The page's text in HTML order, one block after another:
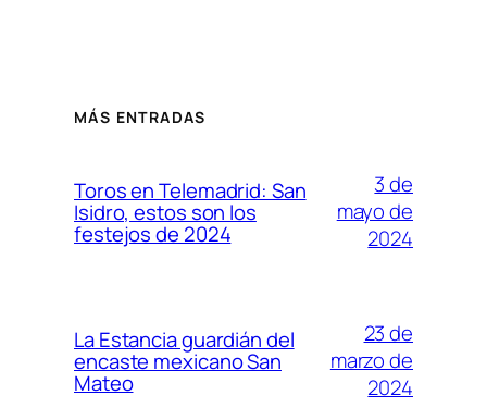
MÁS ENTRADAS
Toros en Telemadrid: San
Isidro, estos son los
festejos de 2024
3 de
mayo de
2024
La Estancia guardián del
encaste mexicano San
Mateo
23 de
marzo de
2024